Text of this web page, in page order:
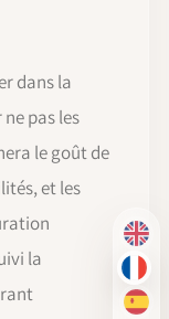
EN
FR
ES
dans la
pas les
le goût de
et les
la